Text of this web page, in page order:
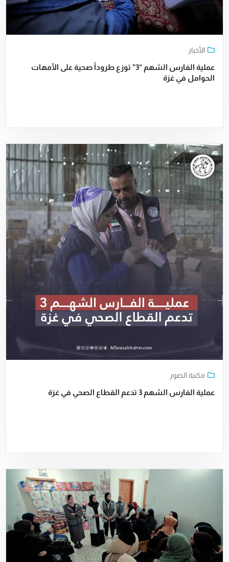
الأخبار
عملية الفارس الشهم “3” توزع طروداً صحية على الأمهات
الحوامل في غزة
مكتبة الصور
عملية الفارس الشهم 3 تدعم القطاع الصحي في غزة